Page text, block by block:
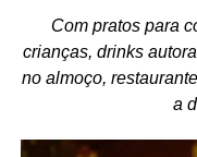
Com pratos para
crianças, drinks
no almoço,
a